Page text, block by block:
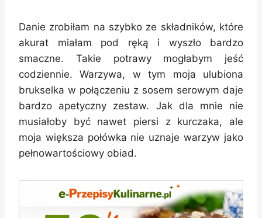
Danie zrobiłam na szybko ze składników, które
akurat miałam pod ręką i wyszło bardzo
smaczne. Takie potrawy mogłabym jeść
codziennie. Warzywa, w tym moja ulubiona
brukselka w połączeniu z sosem serowym daje
bardzo apetyczny zestaw. Jak dla mnie nie
musiałoby być nawet piersi z kurczaka, ale
moja większa połówka nie uznaje warzyw jako
pełnowartościowy obiad.